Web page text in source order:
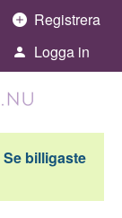
Registrera
Logga in
billigaste